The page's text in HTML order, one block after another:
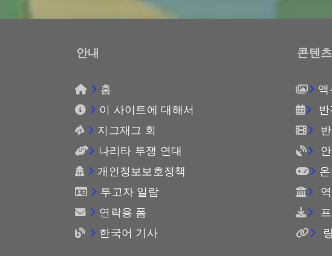
안내
홈
이 사이트에 대해서
지그재그 회
나리타 투쟁 연대
개인정보보호정책
투고자 일람
연락용 폼
한국어 기사
콘텐츠
액